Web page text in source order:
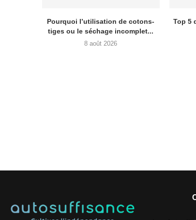
Pourquoi l’utilisation de cotons-
tiges ou le séchage incomplet...
8 août 2026
Top 5